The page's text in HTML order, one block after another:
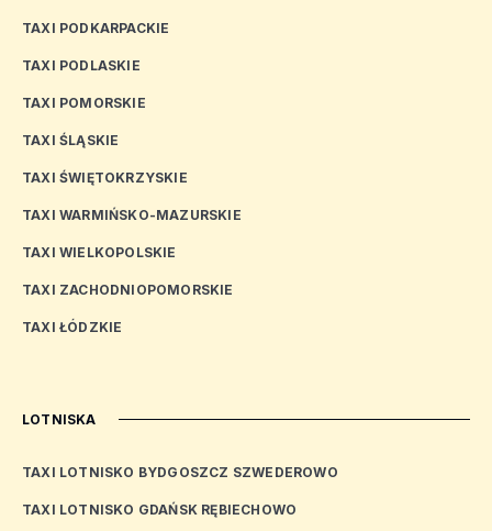
TAXI PODKARPACKIE
TAXI PODLASKIE
TAXI POMORSKIE
TAXI ŚLĄSKIE
TAXI ŚWIĘTOKRZYSKIE
TAXI WARMIŃSKO-MAZURSKIE
TAXI WIELKOPOLSKIE
TAXI ZACHODNIOPOMORSKIE
TAXI ŁÓDZKIE
LOTNISKA
TAXI LOTNISKO BYDGOSZCZ SZWEDEROWO
TAXI LOTNISKO GDAŃSK RĘBIECHOWO